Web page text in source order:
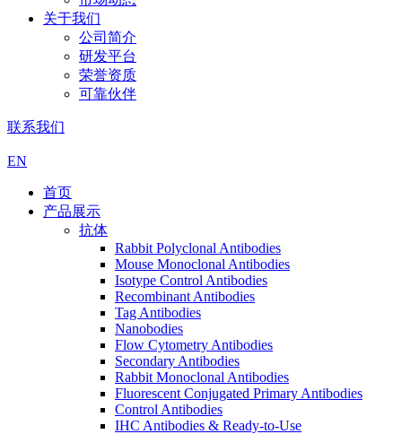
关于我们
公司简介
研发平台
荣誉资质
可靠伙伴
联系我们
EN
首页
产品展示
抗体
Rabbit Polyclonal Antibodies
Mouse Monoclonal Antibodies
Isotype Control Antibodies
Recombinant Antibodies
Tag Antibodies
Nanobodies
Flow Cytometry Antibodies
Secondary Antibodies
Rabbit Monoclonal Antibodies
Fluorescent Conjugated Primary Antibodies
Control Antibodies
IHC Antibodies & Ready-to-Use